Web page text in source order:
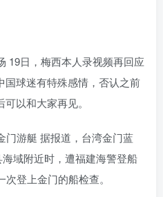
19日，梅西本人录视频再回应
球迷有特殊感情，否认之前
以和大家再见。
门游艇 据报道，台湾金门蓝
域附近时，遭福建海警登船
登上金门的船检查。